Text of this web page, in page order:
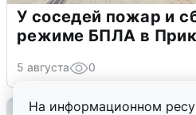
На информационном
У соседей пожар и
режиме БПЛА в
5 августа 0